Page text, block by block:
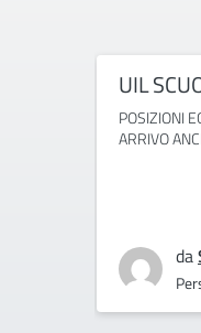
UIL
POSIZIONI
ARRIVO
da